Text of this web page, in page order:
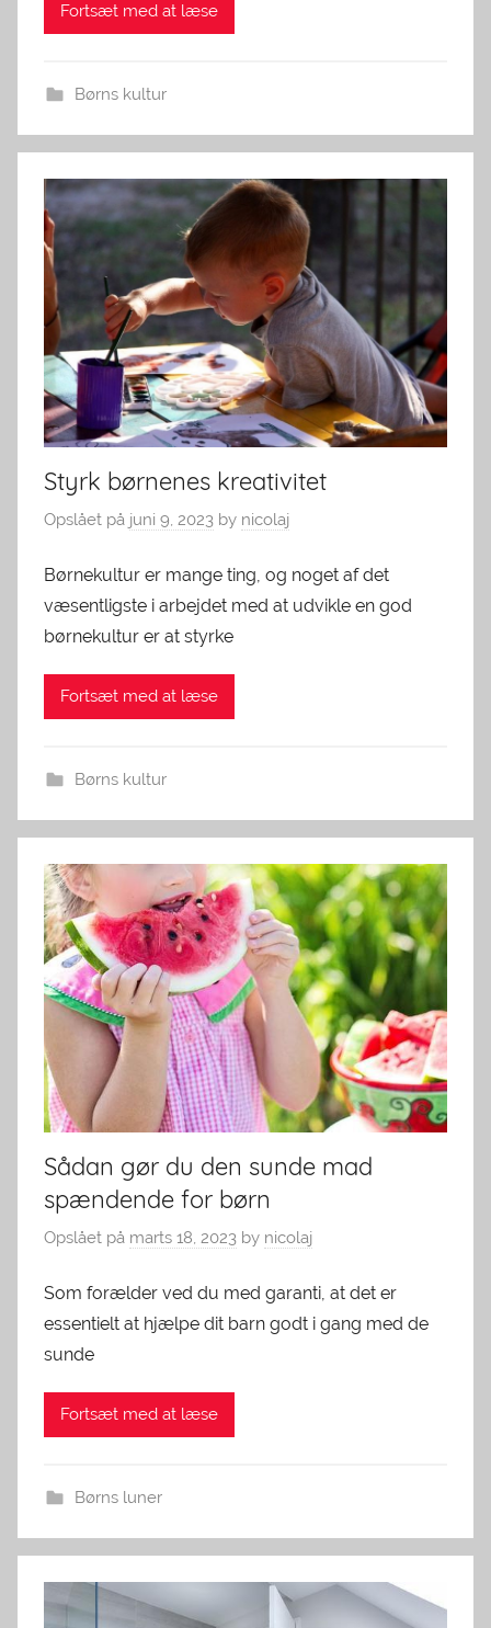
Fortsæt med at læse
Børns kultur
Styrk børnenes kreativitet
Opslået på juni 9, 2023 by nicolaj
Børnekultur er mange ting, og noget af det
væsentligste i arbejdet med at udvikle en god
børnekultur er at styrke
Fortsæt med at læse
Børns kultur
Sådan gør du den sunde mad
spændende for børn
Opslået på marts 18, 2023 by nicolaj
Som forælder ved du med garanti, at det er
essentielt at hjælpe dit barn godt i gang med de
sunde
Fortsæt med at læse
Børns luner